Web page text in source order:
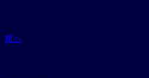
前へ